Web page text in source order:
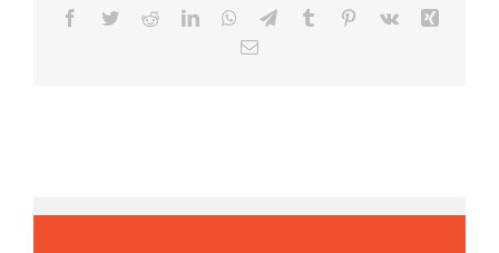
Facebook
TwitterRedditLinkedInWhatsApp
TelegramTumblr Pinterest
Vk
Email